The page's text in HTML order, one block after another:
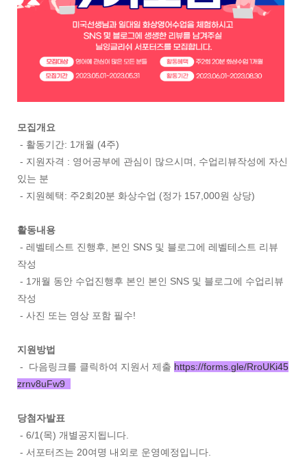
모집개요
- 활동기간: 1개월 (4주)
- 지원자격 : 영어공부에 관심이 많으시며, 수업리뷰작성에 자신
있는 분
- 지원혜택: 주2회20분 화상수업 (정가 157,000원 상당)
활동내용
- 레벨테스트 진행후, 본인 SNS 및 블로그에 레벨테스트 리뷰
작성
- 1개월 동안 수업진행후 본인 본인 SNS 및 블로그에 수업리뷰
작성
- 사진 또는 영상 포함 필수!
지원방법
- 다음링크를 클릭하여 지원서 제출 https://forms.gle/RroUKi45
zrnv8uFw9
당첨자발표
- 6/1(목) 개별공지됩니다.
- 서포터즈는 20여명 내외로 운영예정입니다.